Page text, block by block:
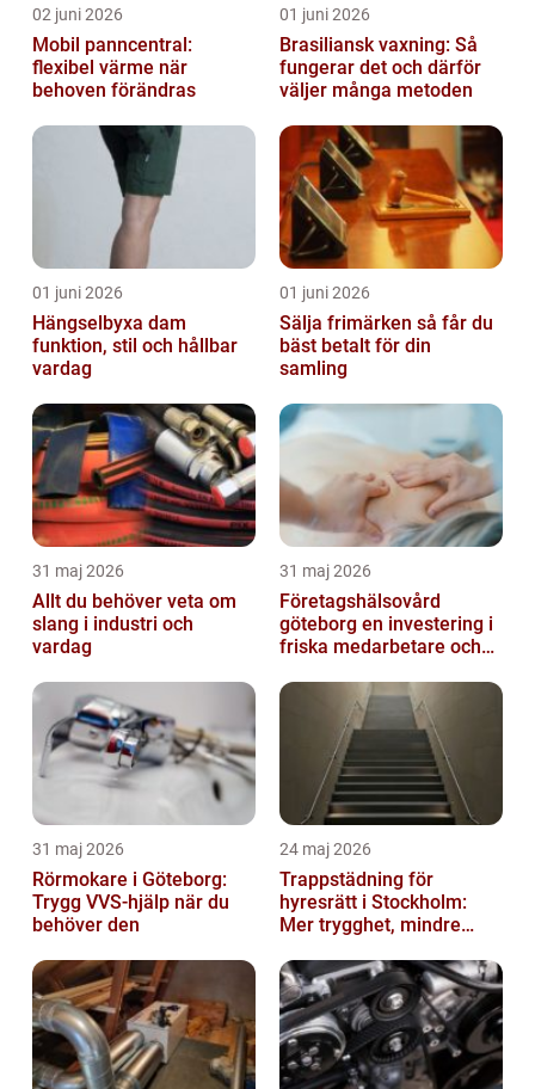
02 juni 2026
Mobil panncentral:
flexibel värme när
behoven förändras
01 juni 2026
Brasiliansk vaxning: Så
fungerar det och därför
väljer många metoden
01 juni 2026
Hängselbyxa dam
funktion, stil och hållbar
vardag
01 juni 2026
Sälja frimärken så får du
bäst betalt för din
samling
31 maj 2026
Allt du behöver veta om
slang i industri och
vardag
31 maj 2026
Företagshälsovård
göteborg en investering i
friska medarbetare och
31 maj 2026
Rörmokare i Göteborg:
Trygg VVS-hjälp när du
behöver den
24 maj 2026
Trappstädning för
hyresrätt i Stockholm:
Mer trygghet, mindre